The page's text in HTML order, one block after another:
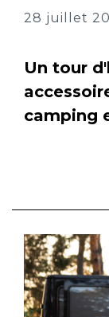
28 juillet
Un tour
camping